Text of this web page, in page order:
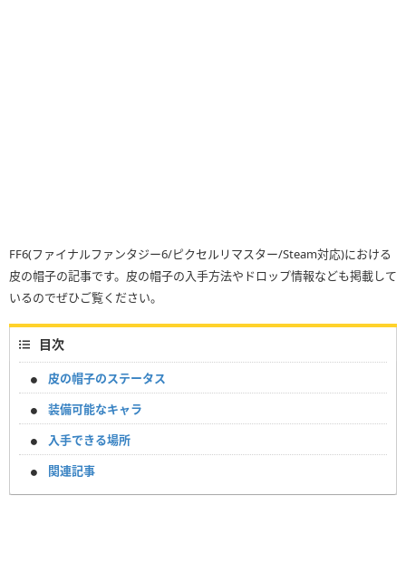
FF6(ファイナルファンタジー6/ピクセルリマスター/Steam対応)における
皮の帽子の記事です。皮の帽子の入手方法やドロップ情報なども掲載して
いるのでぜひご覧ください。
目次
皮の帽子のステータス
装備可能なキャラ
入手できる場所
関連記事